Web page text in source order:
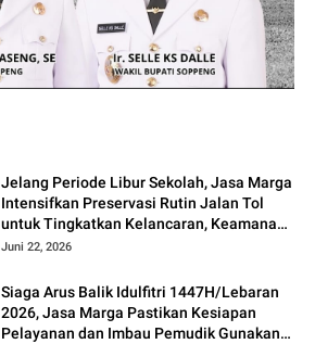
Jelang Periode Libur Sekolah, Jasa Marga
Intensifkan Preservasi Rutin Jalan Tol
untuk Tingkatkan Kelancaran, Keamanan
dan Kenyamanan Perjalanan
Juni 22, 2026
Siaga Arus Balik Idulfitri 1447H/Lebaran
2026, Jasa Marga Pastikan Kesiapan
Pelayanan dan Imbau Pemudik Gunakan